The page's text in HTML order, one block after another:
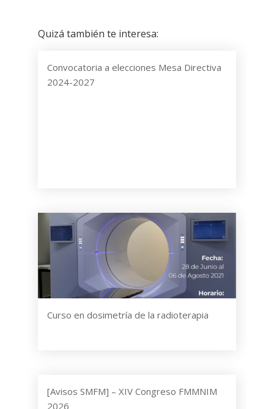
Quizá también te interesa:
Convocatoria a elecciones Mesa Directiva
2024-2027
Curso en dosimetría de la radioterapia
[Avisos SMFM] – XIV Congreso FMMNIM
2026